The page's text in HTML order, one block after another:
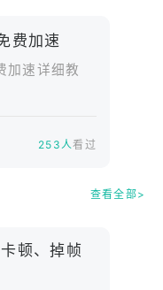
防线，阻挡病毒入
速消灭来袭病毒。
毒，有些病毒防御
费加速
加速详细教
253人看过
查看全部>
顿、掉帧